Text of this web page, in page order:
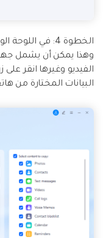
الخطوة 4: في
وهذا يمكن أن يشمل
البيانات المختارة من